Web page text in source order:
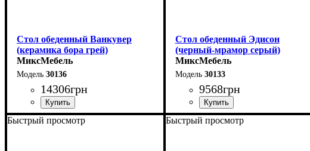
Стол обеденный Ванкувер
(керамика бора грей)
МиксМебель
30136
14306грн
Стол обеденный Эдисон
(черный-мрамор серый)
МиксМебель
30133
9568грн
Быстрый просмотр Быстрый просмотр